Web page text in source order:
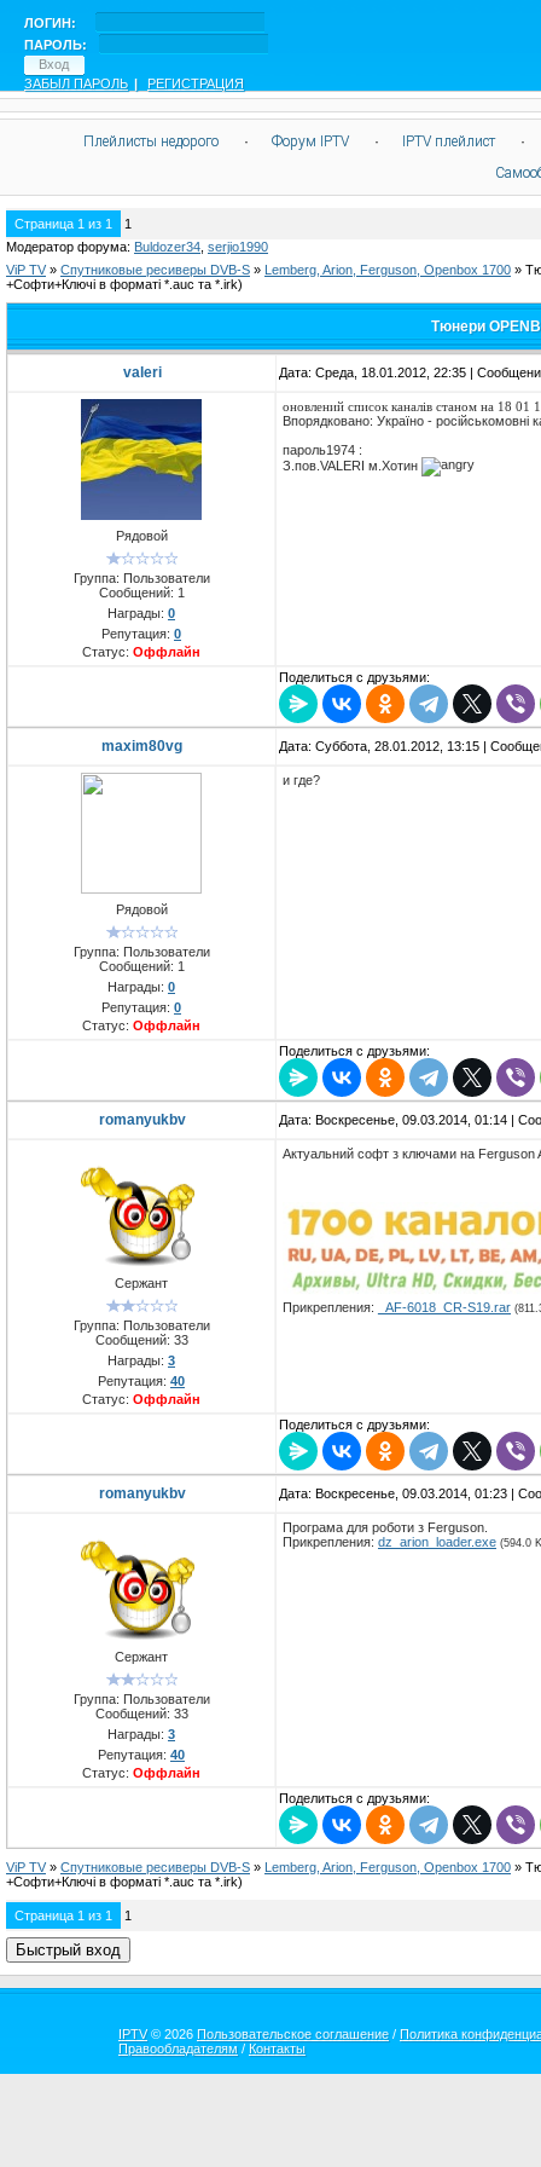
ЛОГИН:
ПАРОЛЬ:
ЗАБЫЛ ПАРОЛЬ | РЕГИСТРАЦИЯ
Плейлисты недорого · Форум IPTV · IPTV плейлист
·
Страница 1 из 1
1
Модератор форума: Buldozer34 serjio1990
ViP TV » Спутниковые ресиверы DVB-S » Lemberg, Arion, Ferguson, Openbox 1700 »
+Софти+Ключі в форматі *.auc та *.irk)
Тюнери
valeri Дата: Среда, 18.01.2012, 22:35 |
Рядовой
Группа: Пользователи
Сообщений: 1
Награды: 0
Репутация: 0
Статус: Оффлайн
оновлений список каналів станом на 18 01
Впорядковано: Україно -
пароль1974 :
З.пов.VALERI м.Хотин
Поделиться с друзьями:
maxim80vg Дата: Суббота, 28.01.2012, 13:15 |
Рядовой
Группа: Пользователи
Сообщений: 1
Награды: 0
Репутация: 0
Статус: Оффлайн
и где?
Поделиться с друзьями:
romanyukbv Дата: Воскресенье, 09.03.2014, 01:14 |
Сержант
Группа: Пользователи
Сообщений: 33
Награды: 3
Репутация: 40
Статус: Оффлайн
Актуальний софт з ключами на Ferguson
Прикрепления: _AF-6018_CR-S19.rar
Поделиться с друзьями:
romanyukbv Дата: Воскресенье, 09.03.2014, 01:23 |
Сержант
Группа: Пользователи
Сообщений: 33
Награды: 3
Репутация: 40
Статус: Оффлайн
Програма для роботи з Ferguson.
Прикрепления: dz_arion_loader.exe (594.0
Поделиться с друзьями:
ViP TV » Спутниковые ресиверы DVB-S » Lemberg, Arion, Ferguson, Openbox 1700 »
+Софти+Ключі в форматі *.auc та *.irk)
Страница 1 из 1 1
IPTV© 2026 Пользовательское соглашение / Политика
Правообладателям / Контакты